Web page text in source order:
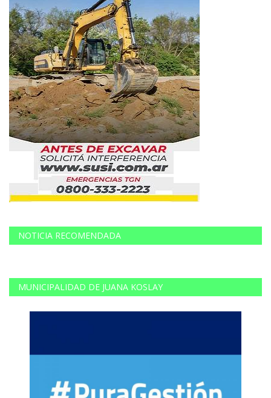
NOTICIA RECOMENDADA
MUNICIPALIDAD DE JUANA KOSLAY